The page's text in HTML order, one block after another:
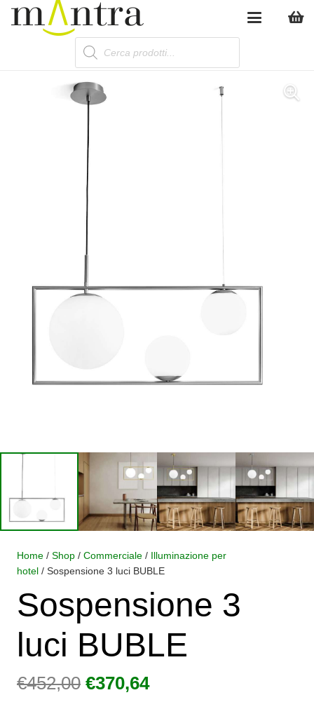
Products
search
Home / Shop / Commerciale / Illuminazione per
hotel / Sospensione 3 luci BUBLE
Sospensione 3
luci BUBLE
€452,00 Il
€370,64Il